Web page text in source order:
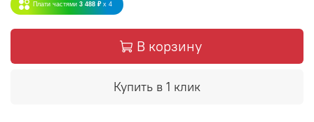
Плати частями 3 488 ₽ x 4
В корзину
Купить в 1 клик